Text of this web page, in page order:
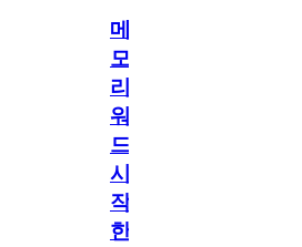
메
모
리
워
드
시
작
한